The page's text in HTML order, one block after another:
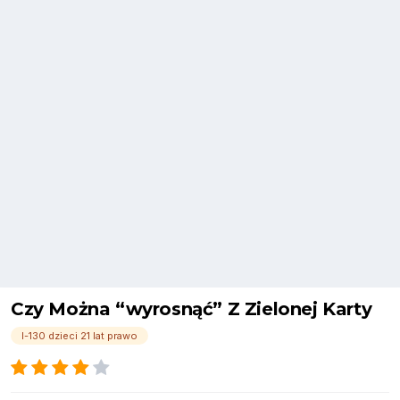
Czy Można “wyrosnąć” Z Zielonej Karty
I-130 dzieci 21 lat prawo